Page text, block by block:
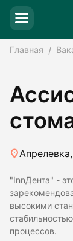
Главная
"InnДента" -
высокими
процессов.